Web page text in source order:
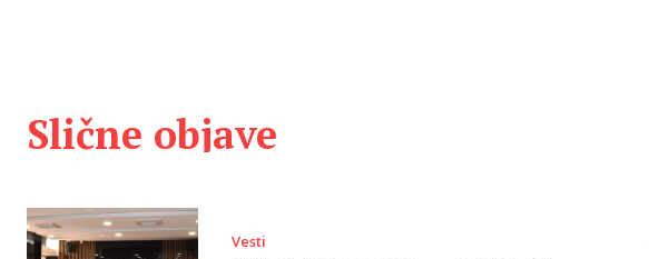
Slične objave
Vesti